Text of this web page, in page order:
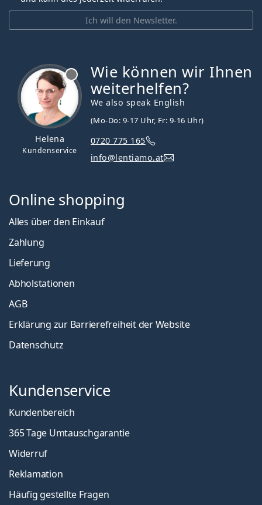
Ich will den Newsletter.
Helena
Kundenservice
Wie können wir Ihnen
weiterhelfen?
We also speak English
(Mo-Do: 9-17 Uhr, Fr: 9-16 Uhr)
0720 775 165
info@lentiamo.at
Online shopping
Alles über den Einkauf
Zahlung
Lieferung
Abholstationen
AGB
Erklärung zur Barrierefreiheit der Website
Datenschutz
Kundenservice
Kundenbereich
365 Tage Umtauschgarantie
Widerruf
Reklamation
Häufig gestellte Fragen